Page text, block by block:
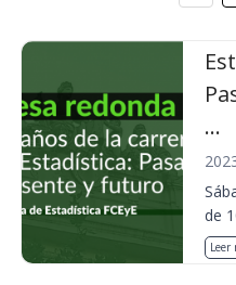
...
de
Leer